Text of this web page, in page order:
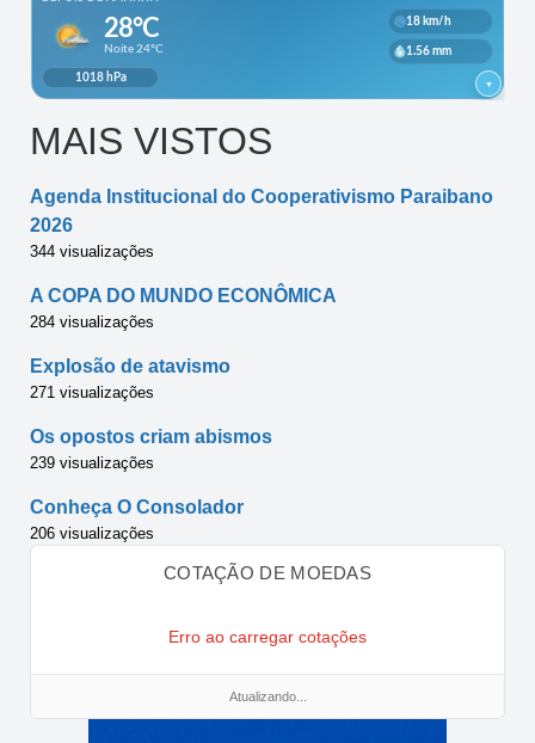
MAIS VISTOS
Agenda Institucional do Cooperativismo Paraibano
2026
344 visualizações
A COPA DO MUNDO ECONÔMICA
284 visualizações
Explosão de atavismo
271 visualizações
Os opostos criam abismos
239 visualizações
Conheça O Consolador
206 visualizações
COTAÇÃO DE MOEDAS
Erro ao carregar cotações
Atualizando...